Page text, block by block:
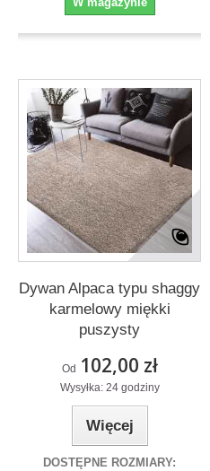
Dywan Alpaca typu shaggy
karmelowy miękki
puszysty
Od 102,00 zł
Wysyłka: 24 godziny
Więcej
DOSTĘPNE ROZMIARY: